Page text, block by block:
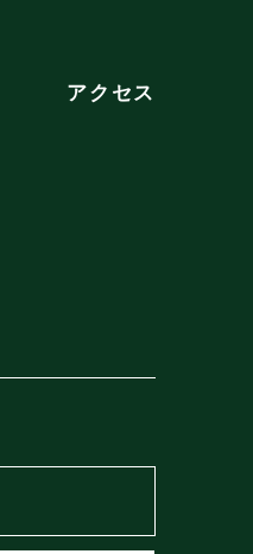
アクセス